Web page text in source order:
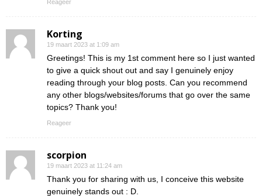
Reageer
Korting
19 maart 2023 at 1:09 am
Greetings! This is my 1st comment here so I just wanted
to give a quick shout out and say I genuinely enjoy
reading through your blog posts. Can you recommend
any other blogs/websites/forums that go over the same
topics? Thank you!
Reageer
scorpion
19 maart 2023 at 11:24 am
Thank you for sharing with us, I conceive this website
genuinely stands out : D.